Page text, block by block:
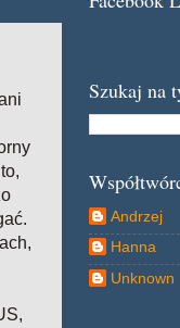
Szukaj na
Andrzej
Hanna
Unknown